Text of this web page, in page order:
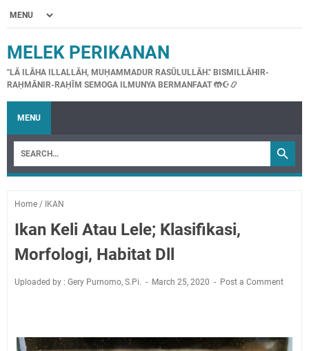
MELEK PERIKANAN
"LĀ ILĀHA ILLALLĀH, MUḤAMMADUR RASŪLULLĀH." BISMILLĀHIR-
RAḤMĀNIR-RAḤĪM SEMOGA ILMUNYA BERMANFAAT 🤲☪📿
MENU
Home / IKAN
Ikan Keli Atau Lele; Klasifikasi,
Morfologi, Habitat Dll
Uploaded by : Gery Purnomo, S.Pi. March 25, 2020 Post a Comment